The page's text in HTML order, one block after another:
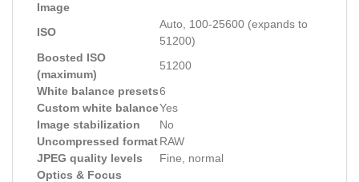
Image
ISO
Auto, 100-25600 (expands to
51200)
Boosted ISO
(maximum)
51200
White balance presets6
Custom white balanceYes
Image stabilization
No
Uncompressed formatRAW
JPEG quality levels
Fine, normal
Optics & Focus